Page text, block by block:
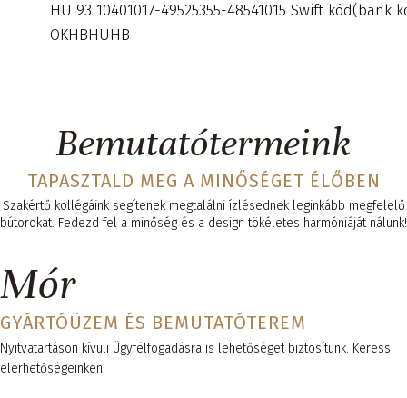
HU 93 10401017-49525355-48541015 Swift kód(bank
OKHBHUHB
Bemutatótermeink
TAPASZTALD MEG A MINŐSÉGET ÉLŐBEN
Szakértő kollégáink segítenek megtalálni ízlésednek leginkább megfelelő
bútorokat. Fedezd fel a minőség és a design tökéletes harmóniáját nálunk!
Mór
GYÁRTÓÜZEM ÉS BEMUTATÓTEREM
Nyitvatartáson kívüli Ügyfélfogadásra is lehetőséget biztosítunk. Keress
elérhetőségeinken.